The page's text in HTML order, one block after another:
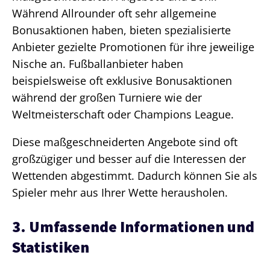
Während Allrounder oft sehr allgemeine
Bonusaktionen haben, bieten spezialisierte
Anbieter gezielte Promotionen für ihre jeweilige
Nische an. Fußballanbieter haben
beispielsweise oft exklusive Bonusaktionen
während der großen Turniere wie der
Weltmeisterschaft oder Champions League.
Diese maßgeschneiderten Angebote sind oft
großzügiger und besser auf die Interessen der
Wettenden abgestimmt. Dadurch können Sie als
Spieler mehr aus Ihrer Wette herausholen.
3. Umfassende Informationen und
Statistiken